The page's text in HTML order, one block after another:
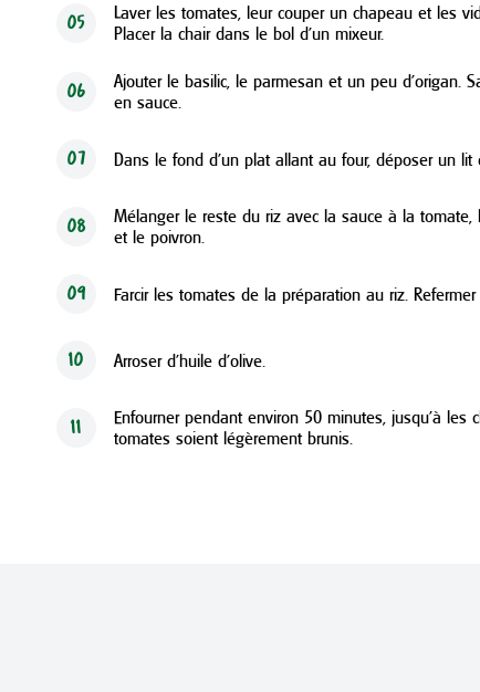
05
Laver les tomates, leur couper un chapeau et les
Placer la chair dans le bol d’un mixeur.
06
Ajouter le basilic, le parmesan et un peu d’origan.
en sauce.
07 Dans le fond d’un plat allant au four, déposer un lit
08
Mélanger le reste du riz avec la sauce à la tomate,
et le poivron.
09 Farcir les tomates de la préparation au riz.
10 Arroser d’huile d’olive.
11
Enfourner pendant environ 50 minutes, jusqu’à les
tomates soient légèrement brunis.